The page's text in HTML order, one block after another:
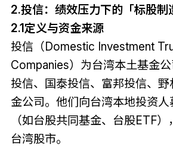
2.投信：绩效压力下的「标股制
2.1定义与资金来源
投信（Domestic Investment
Companies）为台湾本土基金
投信、国泰投信、富邦投信、
金公司。他们向台湾本地投资
（如台股共同基金、台股ETF
台湾股市。